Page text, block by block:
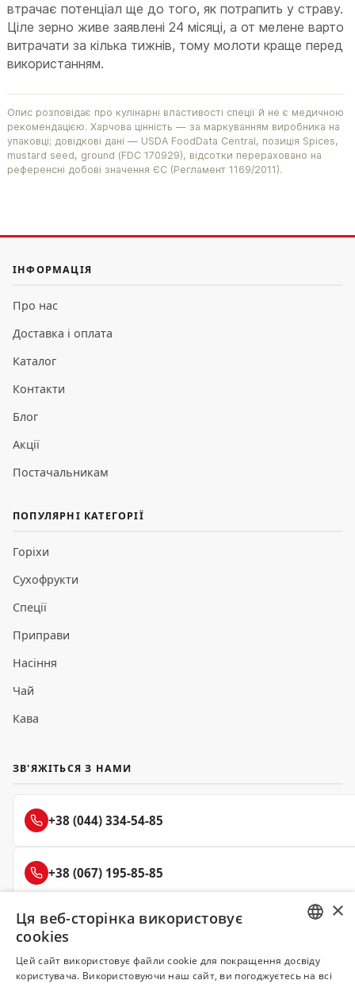
втрачає потенціал ще до того, як потрапить у страву.
Ціле зерно живе заявлені 24 місяці, а от мелене варто
витрачати за кілька тижнів, тому молоти краще перед
використанням.
Опис розповідає про кулінарні властивості спеції й не є медичною
рекомендацією. Харчова цінність — за маркуванням виробника на
упаковці; довідкові дані — USDA FoodData Central, позиція Spices,
mustard seed, ground (FDC 170929), відсотки перераховано на
референсні добові значення ЄС (Регламент 1169/2011).
ІНФОРМАЦІЯ
Про нас
Доставка і оплата
Каталог
Контакти
Блог
Акції
Постачальникам
ПОПУЛЯРНІ КАТЕГОРІЇ
Горіхи
Сухофрукти
Спеції
Приправи
Насіння
Чай
Кава
ЗВ'ЯЖІТЬСЯ З НАМИ
+38 (044) 334-54-85
+38 (067) 195-85-85
+38 (050) 145-85-45
UKRAINIAN
×
Ця веб-сторінка використовує
cookies
Цей сайт використовує файли cookie для покращення досвіду
користувача. Використовуючи наш сайт, ви погоджуєтесь на всі